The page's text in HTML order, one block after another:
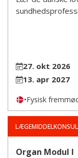
27. okt 2026
13. apr 2027
•Fysisk
Organ Modul I